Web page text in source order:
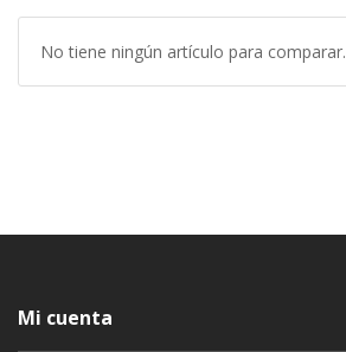
No tiene ningún artículo para comparar.
Mi cuenta